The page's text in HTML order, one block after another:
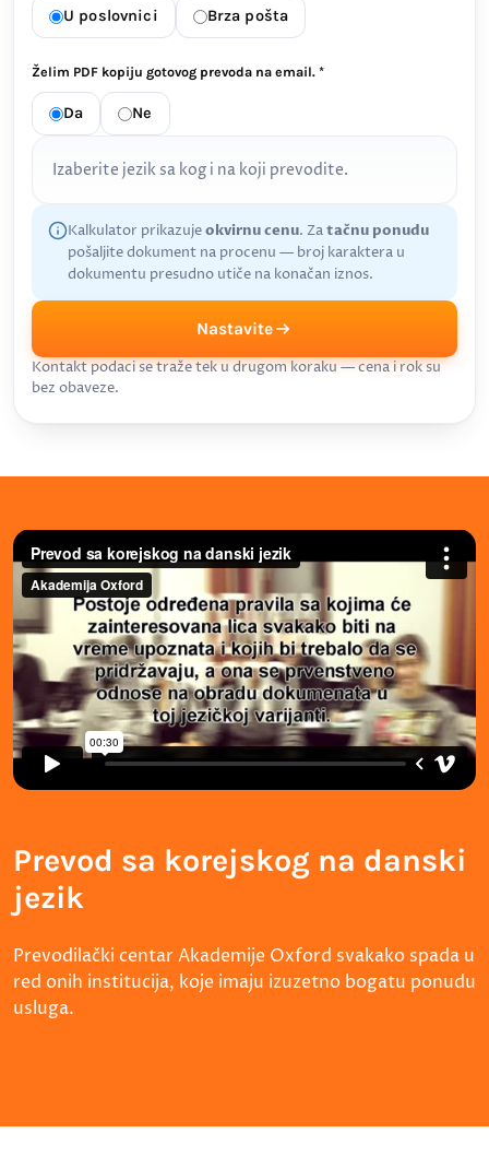
U poslovnici Brza pošta
Želim PDF kopiju gotovog prevoda na email. *
Da Ne
Izaberite jezik sa kog i na koji prevodite.
Kalkulator prikazujeokvirnu cenu. Zatačnu ponudu
pošaljite dokument na procenu — broj karaktera u
dokumentu presudno utiče na konačan iznos.
Nastavite
Kontakt podaci se traže tek u drugom koraku — cena i rok su
bez obaveze.
Prevod sa korejskog na danski
jezik
Prevodilački centar Akademije Oxford svakako spada u
red onih institucija, koje imaju izuzetno bogatu ponudu
usluga.